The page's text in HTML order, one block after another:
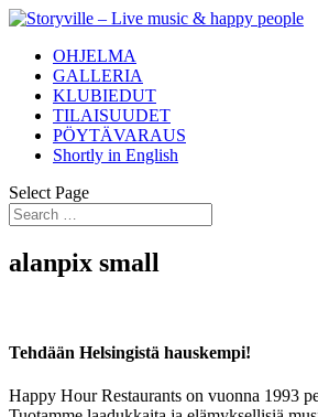
OHJELMA
GALLERIA
KLUBIEDUT
TILAISUUDET
PÖYTÄVARAUS
Shortly in English
Select Page
alanpix small
Tehdään Helsingistä hauskempi!
Happy Hour Restaurants on vuonna 1993